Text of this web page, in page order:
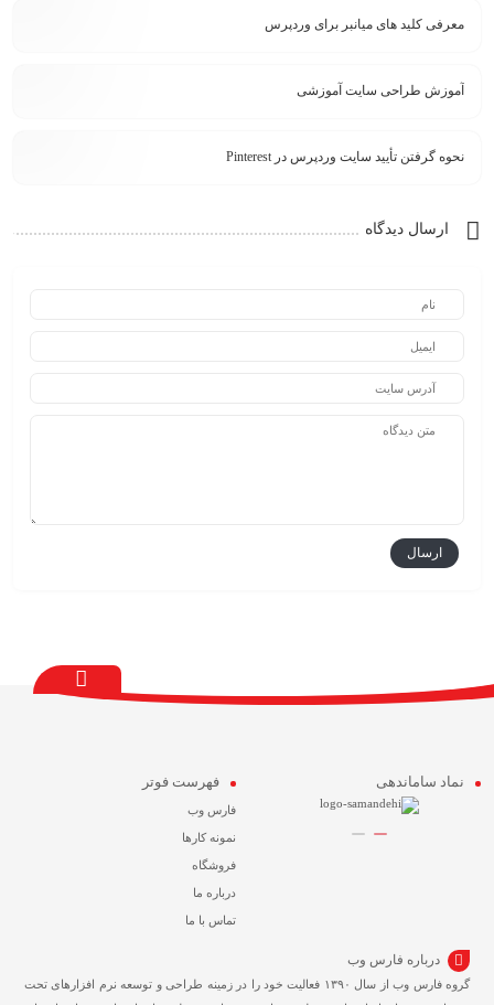
معرفی کلید های میانبر برای وردپرس
آموزش طراحی سایت آموزشی
نحوه گرفتن تأیید سایت وردپرس در Pinterest
ارسال دیدگاه
نماد ساماندهی فهرست فوتر
فارس وب
نمونه کارها
فروشگاه
درباره ما
تماس با ما
درباره فارس وب
گروه فارس وب از سال ۱۳۹۰ فعالیت خود را در زمینه طراحی و توسعه نرم افزارهای تحت